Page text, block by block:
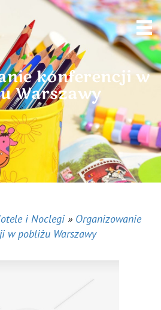
konferencji w
Warszawy
i Noclegi » Organizowanie
w pobliżu Warszawy